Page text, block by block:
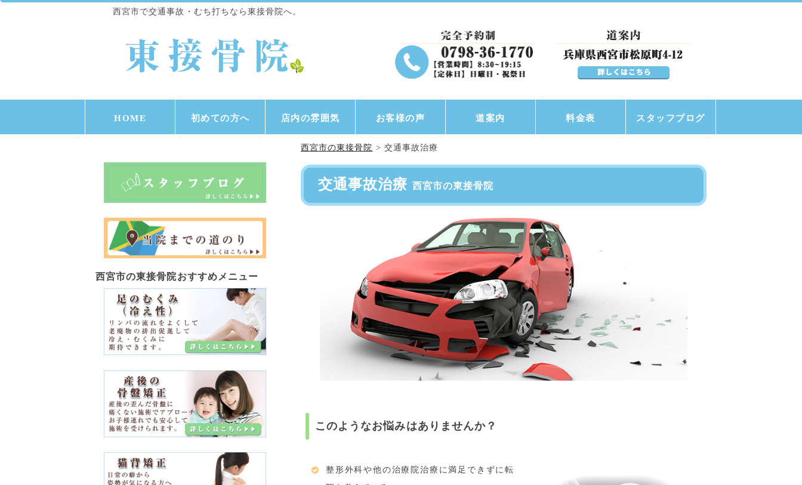
西宮市で交通事故・むち打ちなら東接骨院へ。
HOME 初めての方へ 店内の雰囲気 お客様の声 道案内 料金表 スタッフブログ
西宮市の東接骨院 > 交通事故治療
交通事故治療 西宮市の東接骨院
このようなお悩みはありませんか？
整形外科や他の治療院治療に満足できずに転
西宮市の東接骨院おすすめメニュー